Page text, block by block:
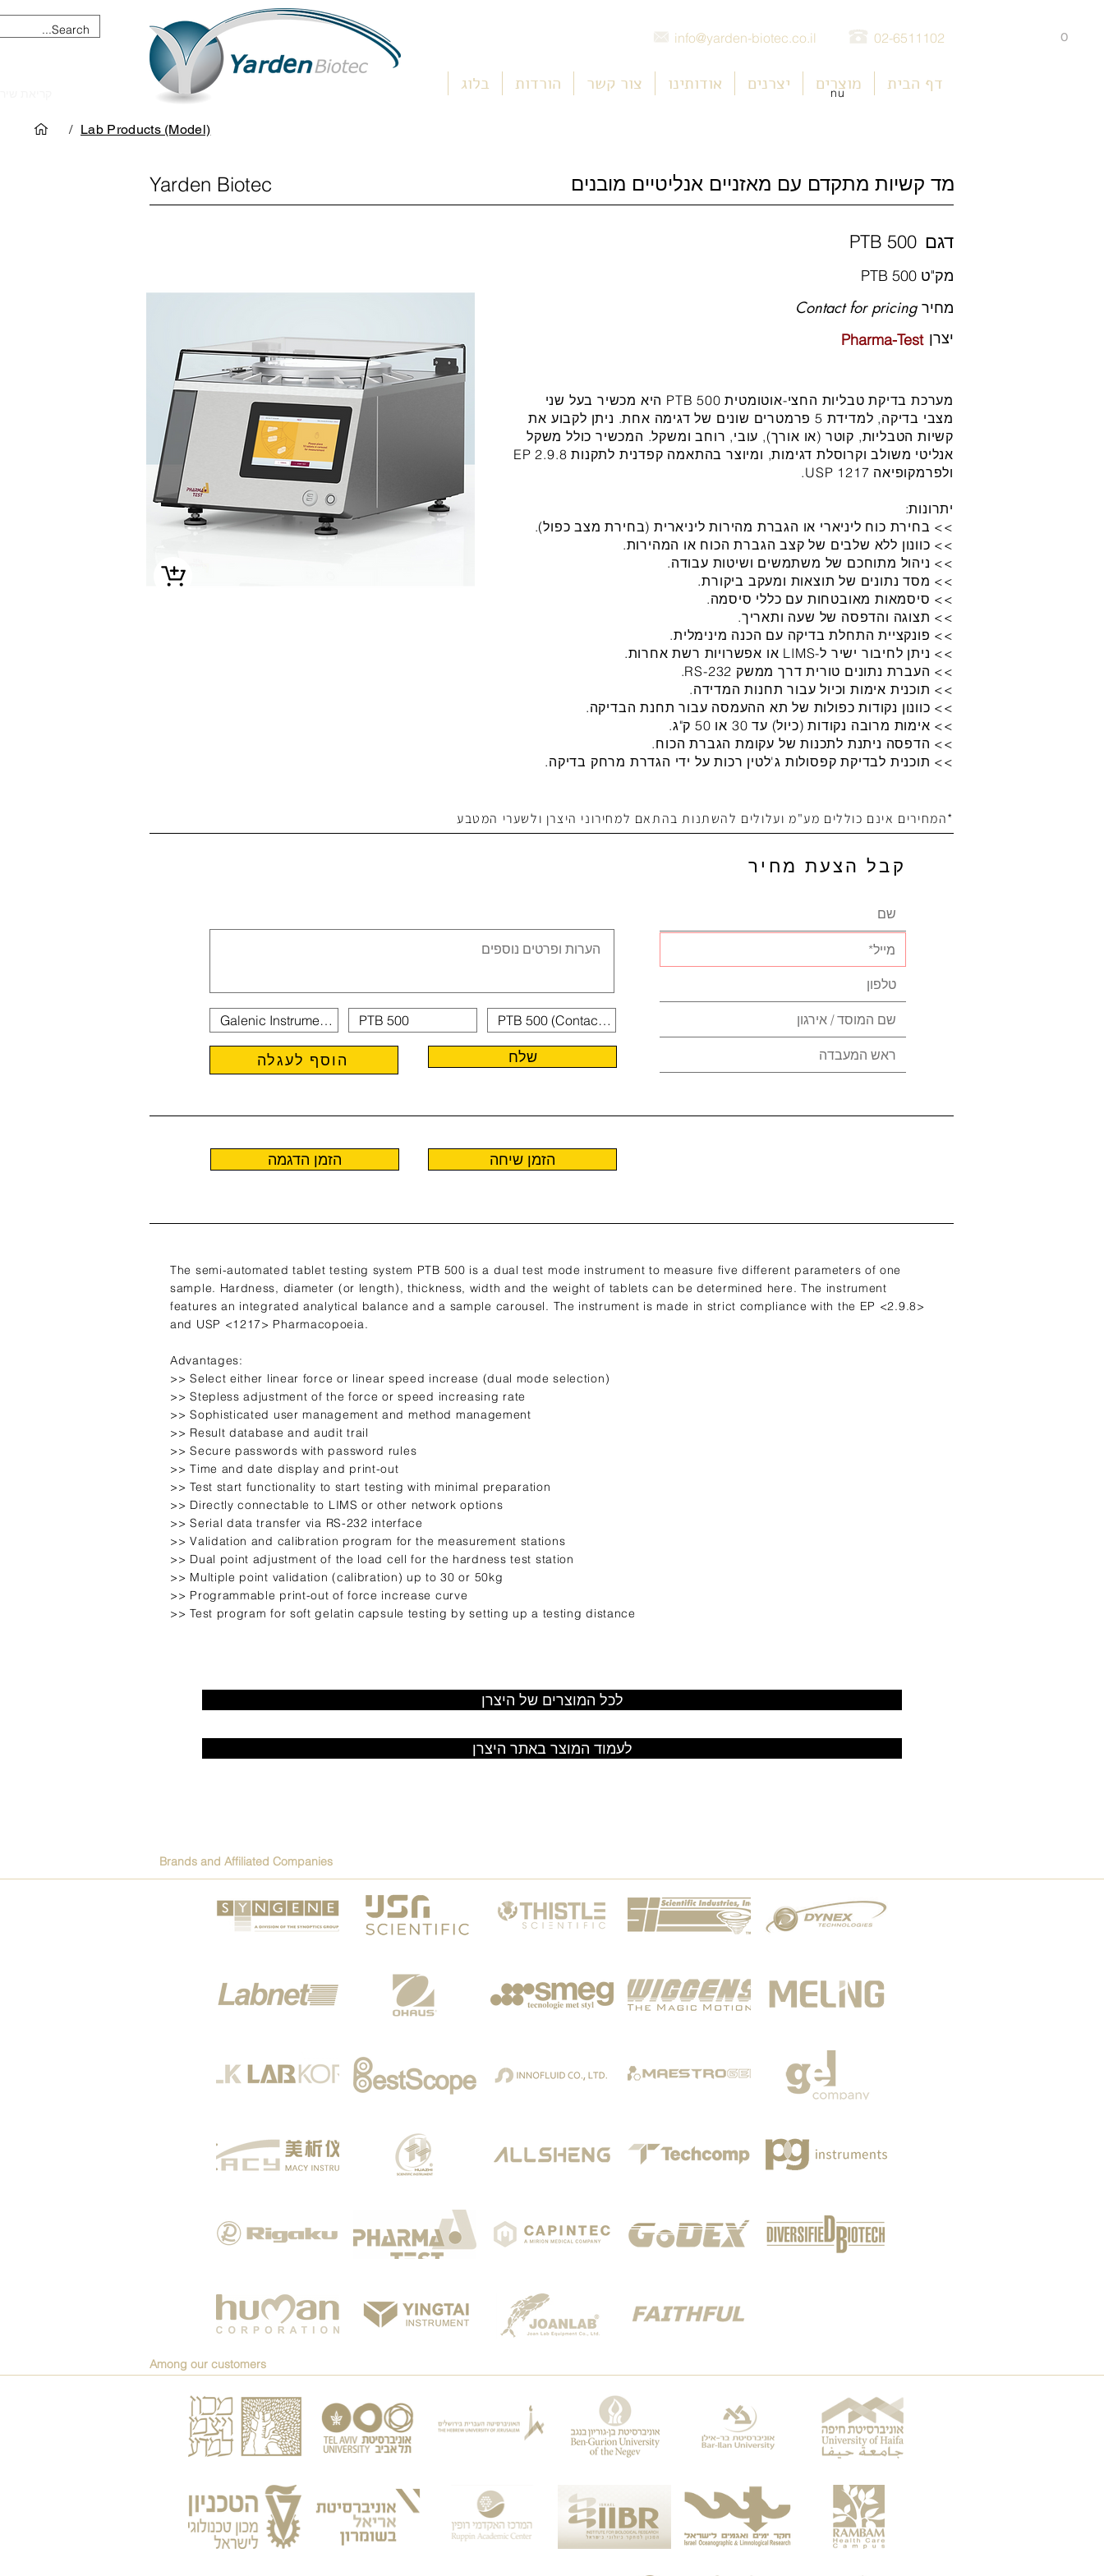
info@yarden-biotec.co.il 02-6511102
דף הבית מוצרים יצרנים אודותינו צור קשר הורדות בלוג nu
0
/ Lab Products (Model)
Yarden Biotec מד קשיות מתקדם עם מאזניים אנליטיים מובנים
PTB 500 דגם
מק"ט PTB 500
Contact for pricing מחיר
Pharma-Test יצרן
מערכת בדיקת טבליות החצי-אוטומטית PTB 500 היא מכשיר בעל שני
מצבי בדיקה, למדידת 5 פרמטרים שונים של דגימה אחת. ניתן לקבוע את
קשיות הטבליות, קוטר (או אורך), עובי, רוחב ומשקל. המכשיר כולל משקל
אנליטי משולב וקרוסלת דגימות, ומיוצר בהתאמה קפדנית לתקנות EP 2.9.8
ולפרמקופיאה USP 1217.
יתרונות:
>> בחירת כוח ליניארי או הגברת מהירות ליניארית (בחירת מצב כפול).
>> כוונון ללא שלבים של קצב הגברת הכוח או המהירות.
>> ניהול מתוחכם של משתמשים ושיטות עבודה.
>> מסד נתונים של תוצאות ומעקב ביקורת.
>> סיסמאות מאובטחות עם כללי סיסמה.
>> תצוגה והדפסה של שעה ותאריך.
>> פונקציית התחלת בדיקה עם הכנה מינימלית.
>> ניתן לחיבור ישיר ל-LIMS או אפשרויות רשת אחרות.
>> העברת נתונים טורית דרך ממשק RS-232.
>> תוכנית אימות וכיול עבור תחנות המדידה.
>> כוונון נקודות כפולות של תא ההעמסה עבור תחנת הבדיקה.
>> אימות מרובה נקודות (כיול) עד ​​30 או 50 ק"ג.
>> הדפסה ניתנת לתכנות של עקומת הגברת הכוח.
>> תוכנית לבדיקת קפסולות ג'לטין רכות על ידי הגדרת מרחק בדיקה.
*המחירים אינם כוללים מע"מ ועלולים להשתנות בהתאם למחירוני היצרן ולשערי המטבע
קבל הצעת מחיר
הוסף לעגלה שלח
הזמן הדגמה הזמן שיחה
The semi-automated tablet testing system PTB 500 is a dual test mode instrument to measure five different parameters of one
sample. Hardness, diameter (or length), thickness, width and the weight of tablets can be determined here. The instrument
features an integrated analytical balance and a sample carousel. The instrument is made in strict compliance with the EP <2.9.8>
and USP <1217> Pharmacopoeia.
Advantages:
>> Select either linear force or linear speed increase (dual mode selection)
>> Stepless adjustment of the force or speed increasing rate
>> Sophisticated user management and method management
>> Result database and audit trail
>> Secure passwords with password rules
>> Time and date display and print-out
>> Test start functionality to start testing with minimal preparation
>> Directly connectable to LIMS or other network options
>> Serial data transfer via RS-232 interface
>> Validation and calibration program for the measurement stations
>> Dual point adjustment of the load cell for the hardness test station
>> Multiple point validation (calibration) up to 30 or 50kg
>> Programmable print-out of force increase curve
>> Test program for soft gelatin capsule testing by setting up a testing distance
לכל המוצרים של היצרן
לעמוד המוצר באתר היצרן
Brands and Affiliated Companies
Among our customers